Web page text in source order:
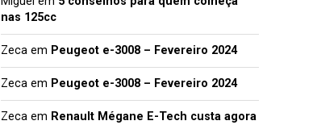
nas 125cc
Zeca em Peugeot e-3008 – Fevereiro 2024
Zeca em Peugeot e-3008 – Fevereiro 2024
Zeca em Renault Mégane E-Tech custa agora